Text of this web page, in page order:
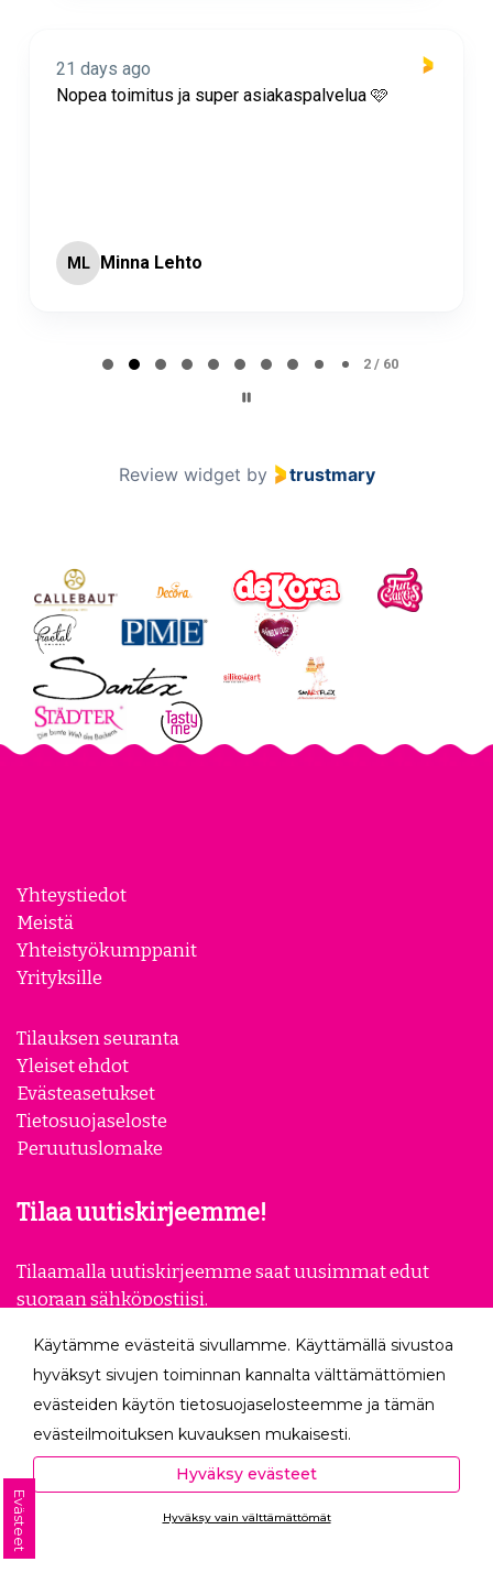
21 days ago
Nopea toimitus ja super asiakaspalvelua 🩷
ML Minna Lehto
2 / 60
Review widget by trustmary
Yhteystiedot
Meistä
Yhteistyökumppanit
Yrityksille
Tilauksen seuranta
Yleiset ehdot
Evästeasetukset
Tietosuojaseloste
Peruutuslomake
Tilaa uutiskirjeemme!
Tilaamalla uutiskirjeemme saat uusimmat edut
suoraan sähköpostiisi.
Seuraa meitä
Käytämme evästeitä sivullamme. Käyttämällä sivustoa
hyväksyt sivujen toiminnan kannalta välttämättömien
evästeiden käytön tietosuojaselosteemme ja tämän
evästeilmoituksen kuvauksen mukaisesti.
Hyväksyessäsi analytiikka- ja markkinointievästeet
autat meitä mittaamaan ja analysoimaan
verkkosivumme toimintaa ja käyttöä (Analytiikka ja
Hyväksy evästeet
Hyväksy vain välttämättömät
Evästeet